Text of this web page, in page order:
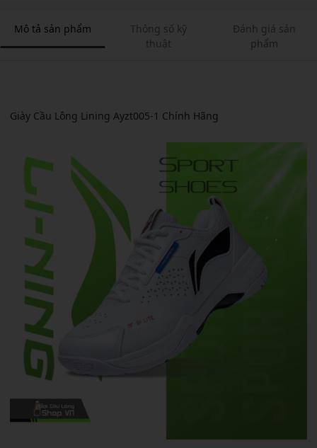
Mô tả sản phẩm
Thông số kỹ
thuật
Đánh giá sản
phẩm
Giày Cầu Lông Lining Ayzt005-1 Chính Hãng